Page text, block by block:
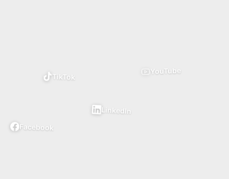
TikTok
YouTube
LinkedIn
Facebook